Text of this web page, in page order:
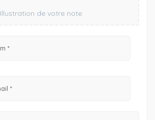
Illustration de votre note